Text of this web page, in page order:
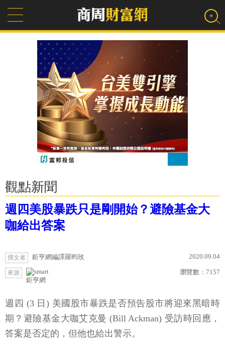
觀點新聞
週四美股暴跌只是剛開始？避險基金大
咖給出答案
撰文者 鉅亨網編譯羅昀玫 2020.09.04
來源
鉅亨網
瀏覽數： 7157
週四 (3 日) 美國股市暴跌是否預告股市將迎來黑暗時
期？避險基金大咖艾克曼 (Bill Ackman) 受訪時回應，
答案是否定的，但他也給出警示。